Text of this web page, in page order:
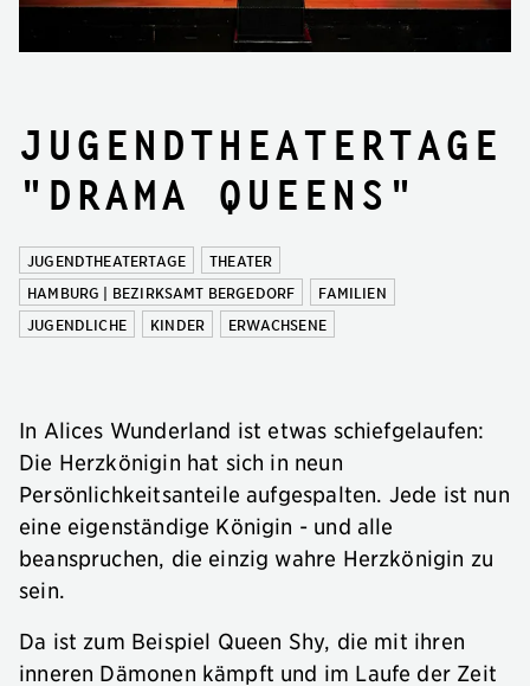
Jugendtheatertage
"Drama Queens"
JUGENDTHEATERTAGE
THEATER
HAMBURG | BEZIRKSAMT BERGEDORF
FAMILIEN
JUGENDLICHE
KINDER ERWACHSENE
In Alices Wunderland ist etwas schiefgelaufen:
Die Herzkönigin hat sich in neun
Persönlichkeitsanteile aufgespalten. Jede ist nun
eine eigenständige Königin - und alle
beanspruchen, die einzig wahre Herzkönigin zu
sein.
Da ist zum Beispiel Queen Shy, die mit ihren
inneren Dämonen kämpft und im Laufe der Zeit